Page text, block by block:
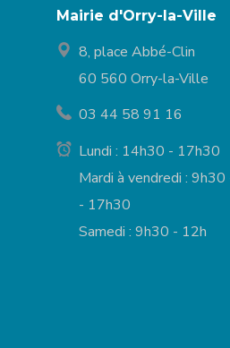
Mairie d'Orry-la-Ville
8, place Abbé-Clin
60 560 Orry-la-Ville
03 44 58 91 16
Lundi : 14h30 - 17h30
Mardi à vendredi :
- 17h30
Samedi : 9h30 - 12h